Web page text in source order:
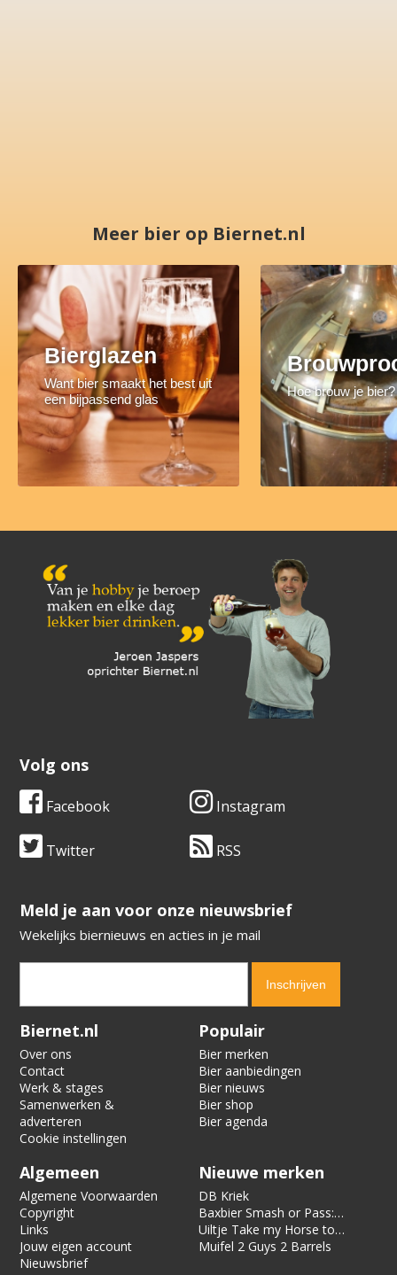
Meer bier op Biernet.nl
Bierglazen
Want bier smaakt het best uit
een bijpassend glas
Hoe brouw je bier?
Volg ons
Facebook Instagram
Twitter RSS
​​​​​​​Meld je aan voor onze nieuwsbrief
Wekelijks biernieuws en acties in je mail
Verification code:
Biernet.nl
Over ons
Contact
Werk & stages
Samenwerken &
adverteren
Cookie instellingen
Populair
Bier merken
Bier aanbiedingen
Bier nieuws
Bier shop
Bier agenda
Algemeen
Algemene Voorwaarden
Copyright
Links
Jouw eigen account
Nieuwsbrief
Nieuwe merken
DB Kriek
Baxbier Smash or Pass:
Strata
Uiltje Take my Horse to
the Hotel Room
Muifel 2 Guys 2 Barrels